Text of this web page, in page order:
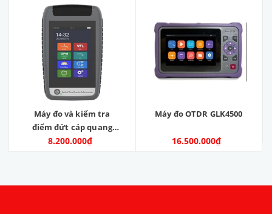
Máy đo và kiểm tra
điểm đứt cáp quang
OTDR. Model: OTDR-V9.
8.200.000₫
Máy đo OTDR GLK4500
16.500.000₫